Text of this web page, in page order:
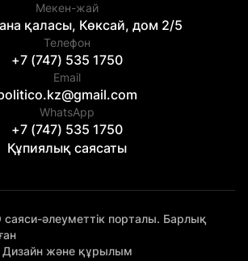
Мекен-жай
қаласы, Көксай, дом 2/5
Телефон
+7 (747) 535 1750
Email
WhatsApp
+7 (747) 535 1750
Құпиялық саясаты
әлеуметтік порталы. Барлық
Дизайн және құрылым